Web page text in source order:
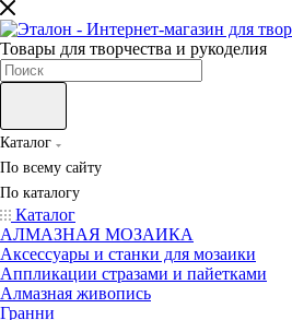
Товары для творчества и рукоделия
Каталог
По всему сайту
По каталогу
Каталог
АЛМАЗНАЯ МОЗАИКА
Аксессуары и станки для мозаики
Аппликации стразами и пайетками
Алмазная живопись
Гранни